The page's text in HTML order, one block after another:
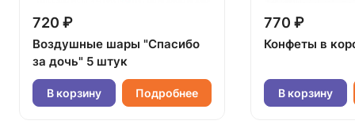
720 ₽
Воздушные шары "Спасибо
за дочь" 5 штук
В корзину Подробнее
770 ₽
Конфеты в
В корзину